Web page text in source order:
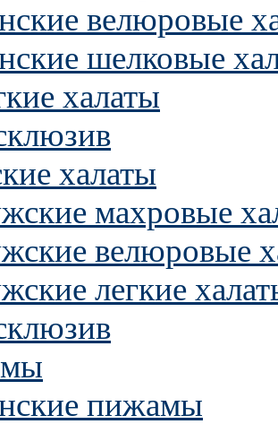
велюровые
шелковые
халаты
халаты
махровые
велюровые
легкие
пижамы